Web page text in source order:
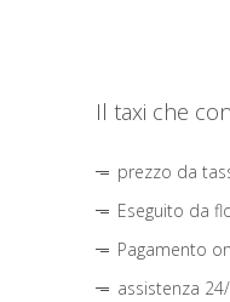
Il taxi che
prezzo da
Eseguito da
Pagamento
assistenza